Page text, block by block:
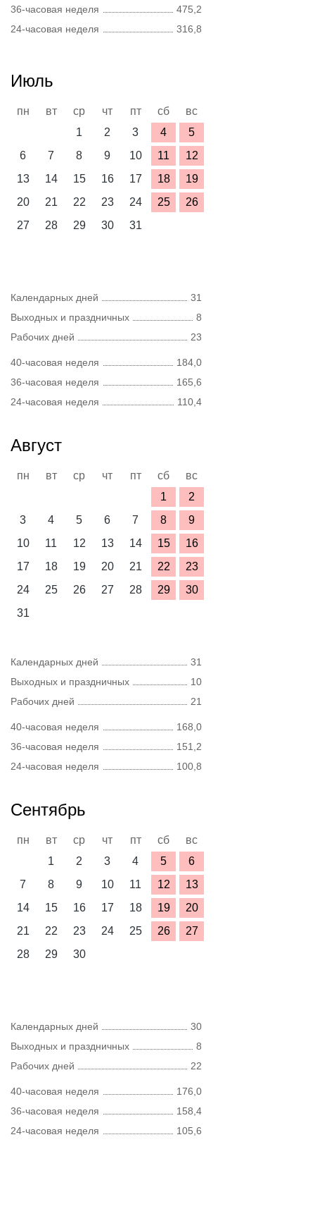
36-часовая неделя
475,2
24-часовая неделя
316,8
Июль
пн вт ср чт пт сб
вс
1
2 3 4
5
6
7 8 9 10 11
12
13
14 15 16 17 18
19
20
21 22 23 24 25
26
27
28 29 30 31
Календарных дней
31
Выходных и праздничных
8
Рабочих дней
23
40-часовая неделя
184,0
36-часовая неделя
165,6
24-часовая неделя
110,4
Август
пн вт ср чт пт сб
вс
1
2
3
4 5 6 7 8
9
10
11 12 13 14 15
16
17
18 19 20 21 22
23
24
25 26 27 28 29
30
31
Календарных дней
31
Выходных и праздничных
10
Рабочих дней
21
40-часовая неделя
168,0
36-часовая неделя
151,2
24-часовая неделя
100,8
Сентябрь
пн вт ср чт пт сб
вс
1
2 3 4 5
6
7
8 9 10 11 12
13
14
15 16 17 18 19
20
21
22 23 24 25 26
27
28
29 30
Календарных дней
30
Выходных и праздничных
8
Рабочих дней
22
40-часовая неделя
176,0
36-часовая неделя
158,4
24-часовая неделя
105,6